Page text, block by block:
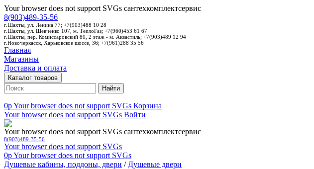
Your browser does not support SVGs сантехкомплектсервис
8(903)489-35-56
г.Шахты, ул. Ленина 77; +7(903)488 10 28
г.Шахты, ул. Шевченко 107, м. ТеплоГаз; +7(960)453 61 67
г.Шахты, пер. Комиссаровский 80, 2 этаж - м. Аквастиль; +7(903)489 12 94
г.Новочеркасск, Харьковское шоссе, 36; +7(961)288 35 56
Главная
Магазины
Доставка и оплата
Каталог товаров
Найти
0pYour browser does not support SVGs Корзина
Your browser does not support SVGs Войти
Your browser does not support SVGs сантехкомплектсервис
8(903)489-35-56
Your browser does not support SVGs
0pYour browser does not support SVGs
Душевые кабины, поддоны, двери / Душевые двери